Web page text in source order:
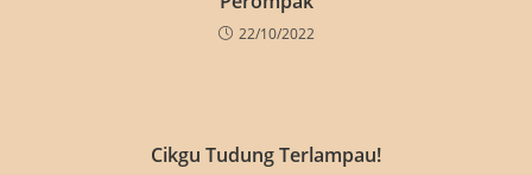
22/10/2022
Cikgu Tudung Terlampau!